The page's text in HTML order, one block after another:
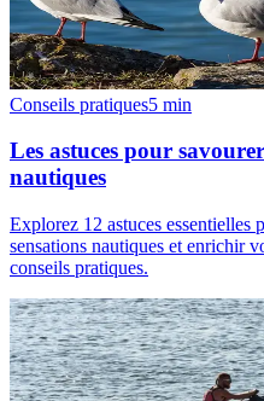
Conseils pratiques5 min
Les astuces pour
nautiques
Explorez 12 astuces essentielles
sensations nautiques et enrichir
conseils pratiques.